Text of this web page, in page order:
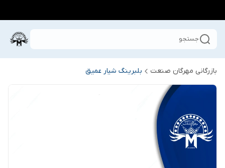
جستجو
بازرگانی مهرگان صنعت بلبرینگ شیار عمیق